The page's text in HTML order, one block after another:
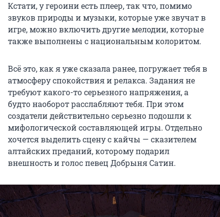
Кстати, у героини есть плеер, так что, помимо
звуков природы и музыки, которые уже звучат в
игре, можно включить другие мелодии, которые
также выполнены с национальным колоритом.
Всё это, как я уже сказала ранее, погружает тебя в
атмосферу спокойствия и релакса. Задания не
требуют какого-то серьезного напряжения, а
будто наоборот расслабляют тебя. При этом
создатели действительно серьезно подошли к
мифологической составляющей игры. Отдельно
хочется выделить сцену с кайчы — сказителем
алтайских преданий, которому подарил
внешность и голос певец Добрыня Сатин.